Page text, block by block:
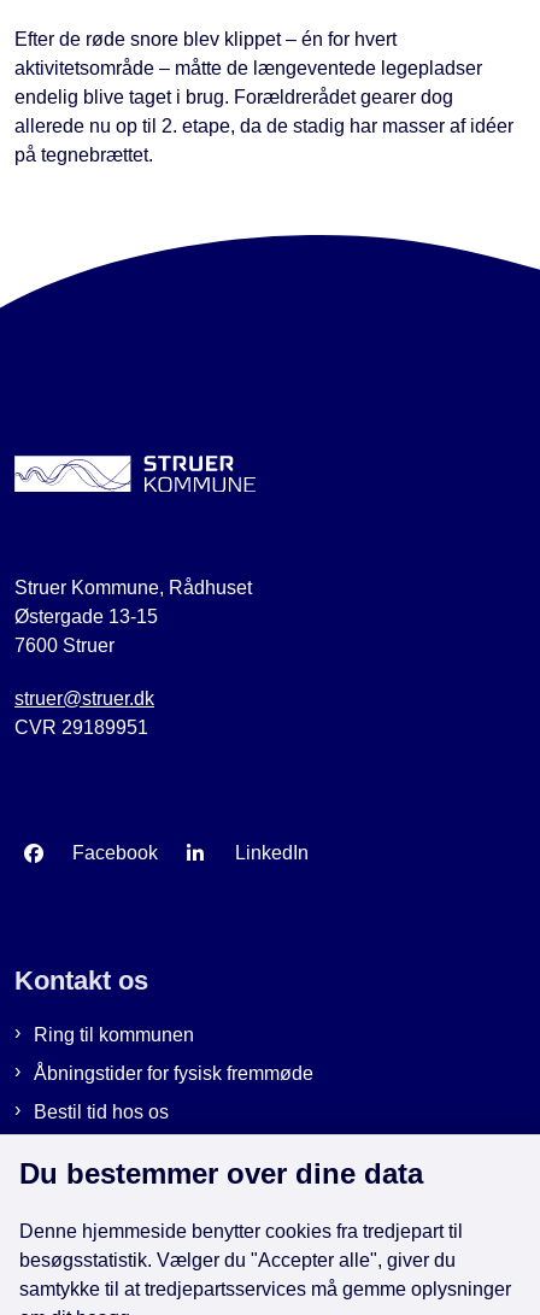
Efter de røde snore blev klippet – én for hvert
aktivitetsområde – måtte de længeventede legepladser
endelig blive taget i brug. Forældrerådet gearer dog
allerede nu op til 2. etape, da de stadig har masser af idéer
på tegnebrættet.
Struer Kommune, Rådhuset
Østergade 13-15
7600 Struer
struer@struer.dk
CVR 29189951
Facebook LinkedIn
Kontakt os
Ring til kommunen
Åbningstider for fysisk fremmøde
Bestil tid hos os
Genveje
Du bestemmer over dine data
Denne hjemmeside benytter cookies fra tredjepart til
besøgsstatistik. Vælger du "Accepter alle", giver du
samtykke til at tredjepartsservices må gemme oplysninger